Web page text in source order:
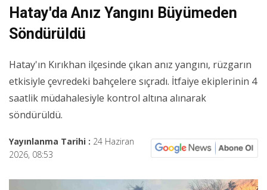
Hatay'da Anız Yangını Büyümeden
Söndürüldü
Hatay'ın Kırıkhan ilçesinde çıkan anız yangını, rüzgarın
etkisiyle çevredeki bahçelere sıçradı. İtfaiye ekiplerinin 4
saatlik müdahalesiyle kontrol altına alınarak
söndürüldü.
Yayınlanma Tarihi : 24 Haziran
2026, 08:53